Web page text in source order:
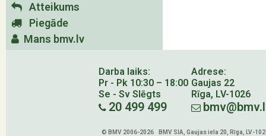
Atteikums
Piegāde
Mans bmv.lv
Darba laiks:
Pr - Pk 10:30 – 18:00
Se - Sv Slēgts
20 499 499
Adrese:
Gaujas 22
Rīga, LV-1026
© BMV 2006-2026 BMV SIA, Gaujas iela 20, Rīga, LV-